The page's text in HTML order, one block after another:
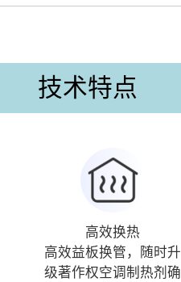
技术特点
高效换热
高效益板换管，随时升
级著作权空调制热剂确